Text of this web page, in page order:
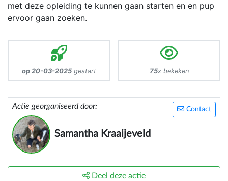
met deze opleiding te kunnen gaan starten en en pup
ervoor gaan zoeken.
op 20-03-2025 gestart 75x bekeken
Contact
Actie georganiseerd door:
Samantha Kraaijeveld
Deel deze actie